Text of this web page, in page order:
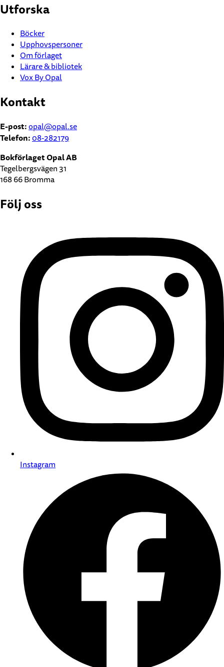
Utforska
Böcker
Upphovspersoner
Om förlaget
Lärare & bibliotek
Vox By Opal
Kontakt
E-post:opal@opal.se
Telefon:08-282179
Bokförlaget Opal AB
Tegelbergsvägen 31
168 66 Bromma
Följ oss
Instagram